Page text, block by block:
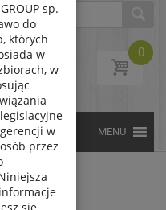
0
sp.
do
których
w
w
w
przez